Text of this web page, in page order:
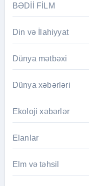
BƏDİİ FİLM
Din və İlahiyyat
Dünya mətbəxi
Dünya xəbərləri
Ekoloji xəbərlər
Elanlar
Elm və təhsil